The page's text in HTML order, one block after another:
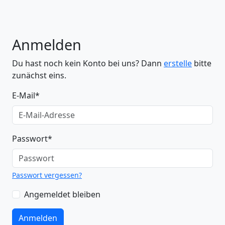
Anmelden
Du hast noch kein Konto bei uns? Dann erstelle bitte
zunächst eins.
E-Mail*
Passwort*
Passwort vergessen?
Angemeldet bleiben
Anmelden